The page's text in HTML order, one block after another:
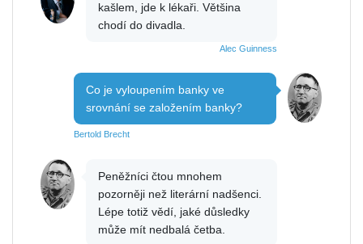
kašlem, jde k lékaři. Většina
chodí do divadla.
Alec Guinness
Co je vyloupením banky ve
srovnání se založením banky?
Bertold Brecht
Peněžníci čtou mnohem
pozorněji než literární nadšenci.
Lépe totiž vědí, jaké důsledky
může mít nedbalá četba.